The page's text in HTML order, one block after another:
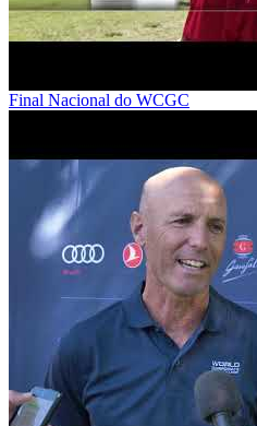
Final Nacional do WCGC